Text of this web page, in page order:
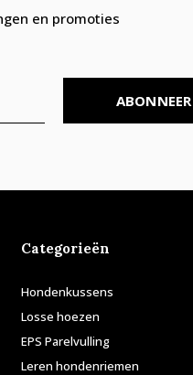
en promoties
ABONNEER
Categorieën
Hondenkussens
Losse hoezen
EPS Parelvulling
Leren hondenriemen